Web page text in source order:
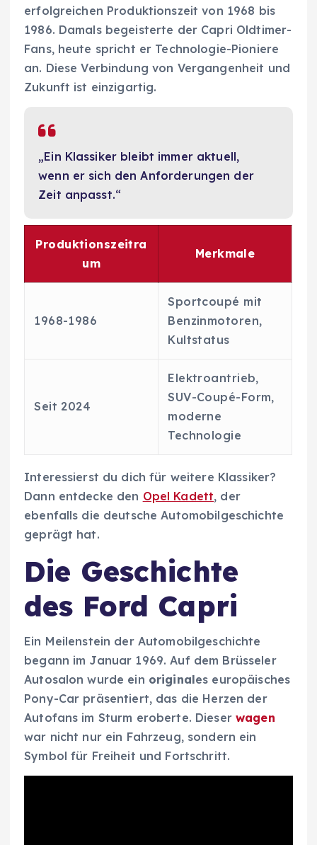
erfolgreichen Produktionszeit von 1968 bis
1986. Damals begeisterte der Capri Oldtimer-
Fans, heute spricht er Technologie-Pioniere
an. Diese Verbindung von Vergangenheit und
Zukunft ist einzigartig.
„Ein Klassiker bleibt immer aktuell,
wenn er sich den Anforderungen der
Zeit anpasst.“
Produktionszeitra
um
Merkmale
1968-1986
Sportcoupé mit
Benzinmotoren,
Kultstatus
Seit 2024
Elektroantrieb,
SUV-Coupé-Form,
moderne
Technologie
Interessierst du dich für weitere Klassiker?
Dann entdecke den Opel Kadett, der
ebenfalls die deutsche Automobilgeschichte
geprägt hat.
Die Geschichte
des Ford Capri
Ein Meilenstein der Automobilgeschichte
begann im Januar 1969. Auf dem Brüsseler
Autosalon wurde ein originales europäisches
Pony-Car präsentiert, das die Herzen der
Autofans im Sturm eroberte. Dieserwagen
war nicht nur ein Fahrzeug, sondern ein
Symbol für Freiheit und Fortschritt.